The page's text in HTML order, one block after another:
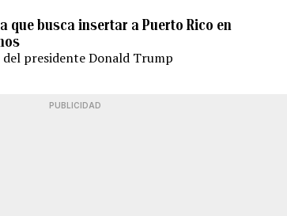
que busca insertar a Puerto Rico en
presidente Donald Trump
PUBLICIDAD